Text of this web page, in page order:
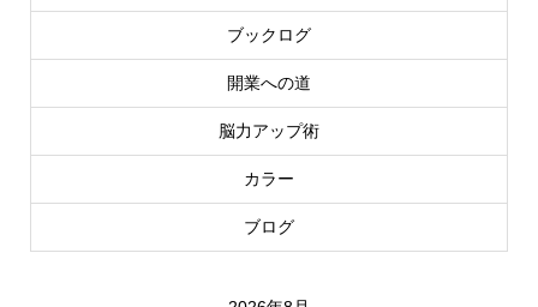
ブックログ
開業への道
脳力アップ術
カラー
ブログ